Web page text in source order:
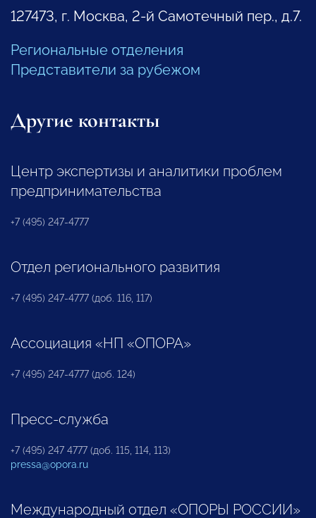
127473, г. Москва, 2-й Самотечный пер., д.7.
Региональные отделения
Представители за рубежом
Другие контакты
Центр экспертизы и аналитики проблем
предпринимательства
+7 (495) 247-4777
Отдел регионального развития
+7 (495) 247-4777 (доб. 116, 117)
Ассоциация «НП «ОПОРА»
+7 (495) 247-4777 (доб. 124)
Пресс-служба
+7 (495) 247 4777 (доб. 115, 114, 113)
pressa@opora.ru
Международный отдел «ОПОРЫ РОССИИ»